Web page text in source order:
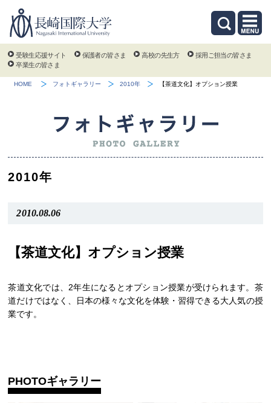
受験生応援サイト 保護者の皆さま 高校の先生方
採用ご担当の皆さま
卒業生の皆さま
HOME フォトギャラリー 2010年 【茶道文化】オプション授業
2010年
2010.08.06
【茶道文化】オプション授業
茶道文化では、2年生になるとオプション授業が受けられます。茶
道だけではなく、日本の様々な文化を体験・習得できる大人気の授
業です。
PHOTOギャラリー